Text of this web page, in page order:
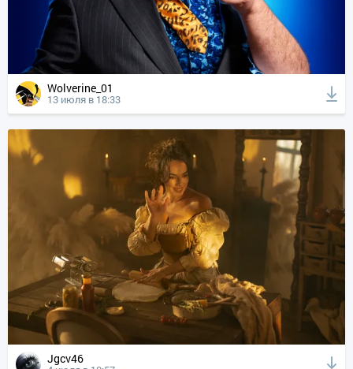
Wolverine_01
13 июля в 18:33
Jgcv46